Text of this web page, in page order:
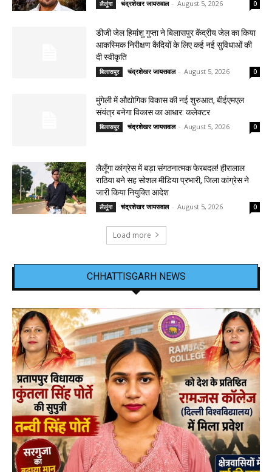
लैलूंगा चंद्रशेखर जायसवाल - August 5, 2026 0
डीजी जेल हिमांशु गुप्ता ने बिलासपुर केंद्रीय जेल का किया
आकस्मिक निरीक्षण कैदियों के लिए कई नई सुविधाओं की
दी स्वीकृति
बिलासपुर चंद्रशेखर जायसवाल - August 5, 2026 0
मुंगेली में औद्योगिक विकास की नई शुरुआत, बीईएमएल
संयंत्र बनेगा विकास का आधार: कलेक्टर
बिलासपुर चंद्रशेखर जायसवाल - August 5, 2026 0
लैलूँगा कांग्रेस में बड़ा संगठनात्मक फेरबदल! हीरालाल
राठिया बने सह सोशल मीडिया प्रभारी, जिला कांग्रेस ने
जारी किया नियुक्ति आदेश
लैलूंगा चंद्रशेखर जायसवाल - August 5, 2026 0
Load more
CHHATTISGARH NEWS